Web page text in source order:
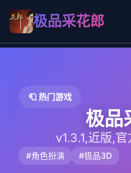
极品采花郎
🧻 热门游戏
极品
v1.3.1,近版,
#角色扮演 #极品3D